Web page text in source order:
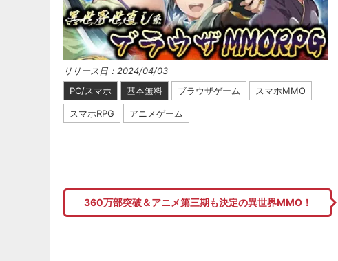
リリース日：2024/04/03
PC/スマホ
基本無料 ブラウザゲーム スマホMMO
スマホRPG アニメゲーム
360万部突破＆アニメ第三期も決定の異世界MMO！